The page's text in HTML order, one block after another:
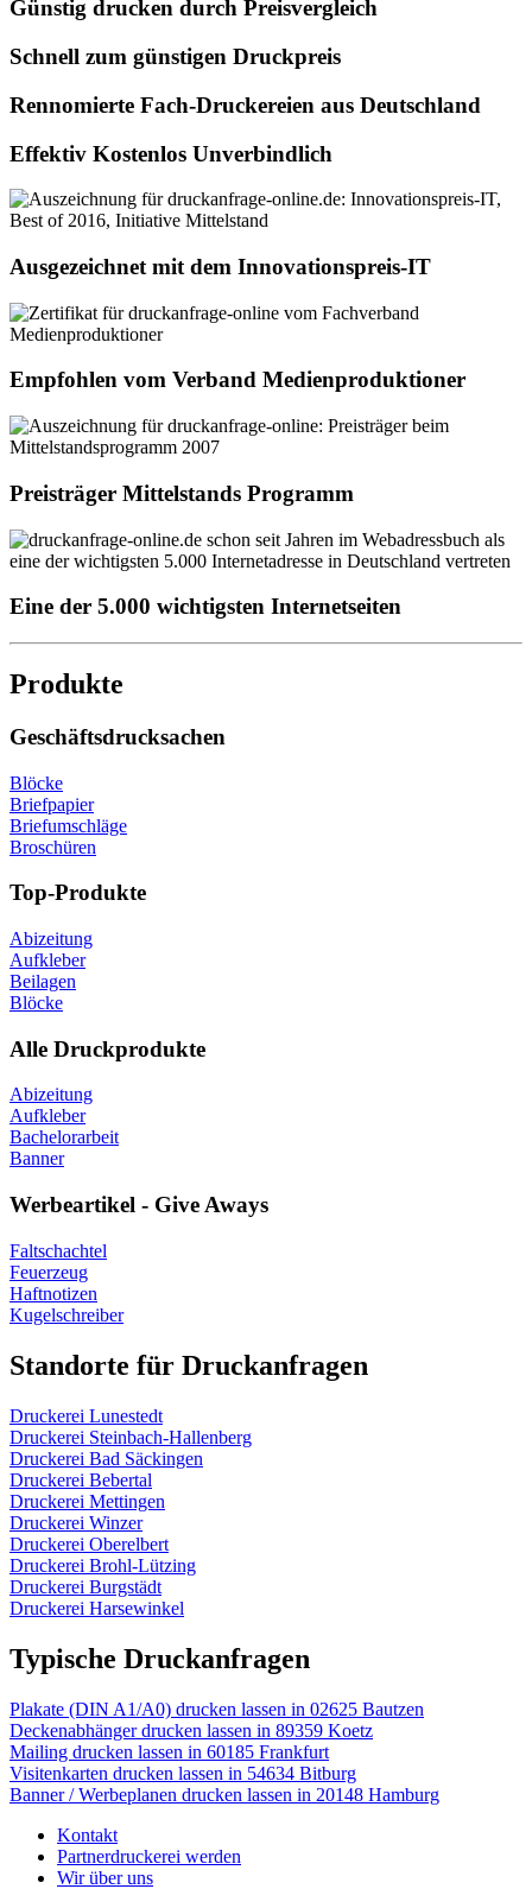
Günstig drucken durch Preisvergleich
Schnell zum günstigen Druckpreis
Rennomierte Fach-Druckereien aus Deutschland
Effektiv Kostenlos Unverbindlich
Ausgezeichnet mit dem Innovationspreis-IT
Empfohlen vom Verband Medienproduktioner
Preisträger Mittelstands Programm
Eine der 5.000 wichtigsten Internetseiten
Produkte
Geschäftsdrucksachen
Blöcke
Briefpapier
Briefumschläge
Broschüren
Top-Produkte
Abizeitung
Aufkleber
Beilagen
Blöcke
Alle Druckprodukte
Abizeitung
Aufkleber
Bachelorarbeit
Banner
Werbeartikel - Give Aways
Faltschachtel
Feuerzeug
Haftnotizen
Kugelschreiber
Standorte für Druckanfragen
Druckerei Lunestedt
Druckerei Steinbach-Hallenberg
Druckerei Bad Säckingen
Druckerei Bebertal
Druckerei Mettingen
Druckerei Winzer
Druckerei Oberelbert
Druckerei Brohl-Lützing
Druckerei Burgstädt
Druckerei Harsewinkel
Typische Druckanfragen
Plakate (DIN A1/A0) drucken lassen in 02625 Bautzen
Deckenabhänger drucken lassen in 89359 Koetz
Mailing drucken lassen in 60185 Frankfurt
Visitenkarten drucken lassen in 54634 Bitburg
Banner / Werbeplanen drucken lassen in 20148 Hamburg
Kontakt
Partnerdruckerei werden
Wir über uns